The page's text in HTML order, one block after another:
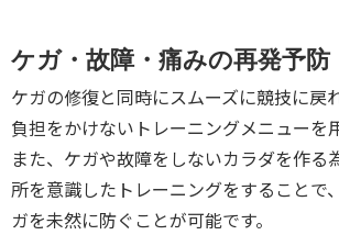
ケガ・故障・痛みの再発予防
ケガの修復と同時にスムーズに競技に戻
負担をかけないトレーニングメニューを
また、ケガや故障をしないカラダを作る
所を意識したトレーニングをすることで
ガを未然に防ぐことが可能です。